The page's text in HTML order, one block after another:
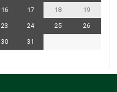
16 17 18 19
23 24 25 26
30
31